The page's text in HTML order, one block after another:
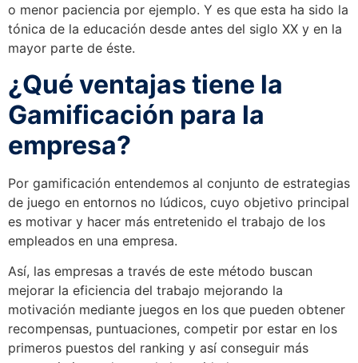
o menor paciencia por ejemplo. Y es que esta ha sido la
tónica de la educación desde antes del siglo XX y en la
mayor parte de éste.
¿Qué ventajas tiene la
Gamificación para la
empresa?
Por gamificación entendemos al conjunto de estrategias
de juego en entornos no lúdicos, cuyo objetivo principal
es motivar y hacer más entretenido el trabajo de los
empleados en una empresa.
Así, las empresas a través de este método buscan
mejorar la eficiencia del trabajo mejorando la
motivación mediante juegos en los que pueden obtener
recompensas, puntuaciones, competir por estar en los
primeros puestos del ranking y así conseguir más